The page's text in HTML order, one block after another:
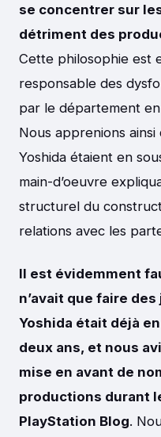
se concentrer sur
détriment des
Cette philosophie est
responsable des
par le département
Nous apprenions
Yoshida étaient en
main-d’oeuvre
structurel du
relations avec les
Il est évidemment
n’avait que faire
Yoshida était déjà
deux ans, et nous
mise en avant de
productions durant
PlayStation Blog.